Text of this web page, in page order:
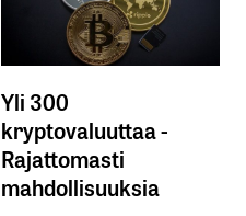
Yli 300
kryptovaluuttaa -
Rajattomasti
mahdollisuuksia